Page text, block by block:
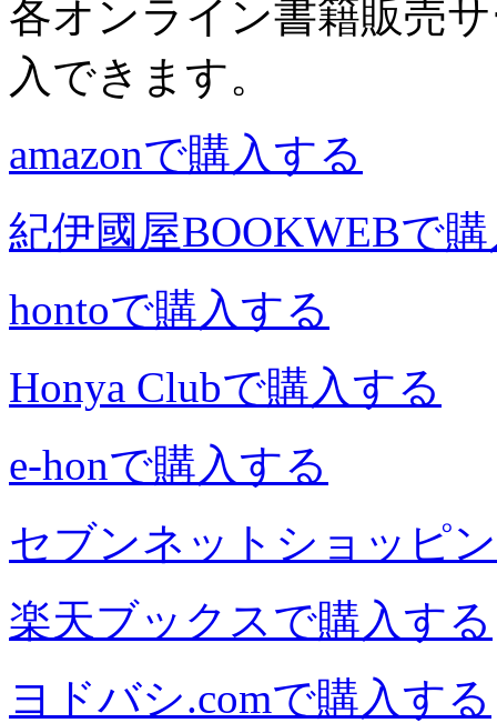
各オンライン書籍販売
入できます。
amazonで購入する
紀伊國屋BOOKWEBで
hontoで購入する
Honya Clubで購入する
e-honで購入する
セブンネットショッピ
楽天ブックスで購入する
ヨドバシ.comで購入する